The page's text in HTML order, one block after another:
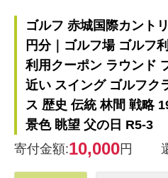
ゴルフ 赤城国際カント
円分｜ゴルフ場 ゴルフ
利用クーポン ラウンド
近い スイング ゴルフク
ス 歴史 伝統 林間 戦略
景色 眺望 父の日 R5-3
寄付金額:10,000円